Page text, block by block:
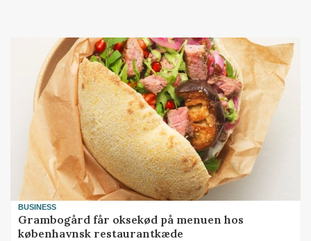
BUSINESS
Grambogård får oksekød på menuen hos
københavnsk restaurantkæde